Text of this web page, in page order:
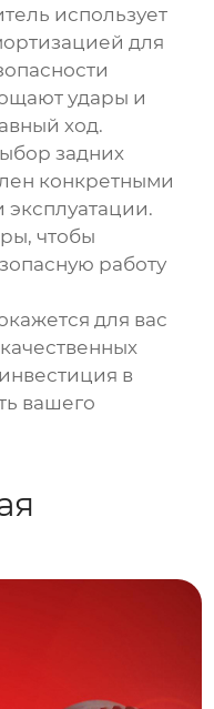
использует
для
удары и
ход.
задних
конкретными
чтобы
работу
для вас
в
вашего